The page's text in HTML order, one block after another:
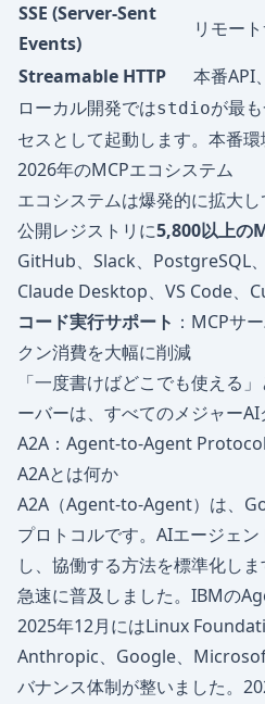
SSE (Server-Sent
Events)
リモー
Streamable HTTP
本番API
ローカル開発ではstdioが最
セスとして起動します。本番
2026年のMCPエコシステム
エコシステムは爆発的に拡大
公開レジストリに5,800以上の
GitHub、Slack、PostgreSQL
Claude Desktop、VS Code、
コード実行サポート ：MCPサ
クン消費を大幅に削減
「一度書けばどこでも使える
ーバーは、すべてのメジャーAI
A2A：Agent-to-Agent
A2Aとは何か
A2A（Agent-to-Agent）は、
プロトコルです。AIエージェ
し、協働する方法を標準化し
急速に普及しました。IBMの
2025年12月にはLinux
Anthropic、Google、
バナンス体制が整いました。